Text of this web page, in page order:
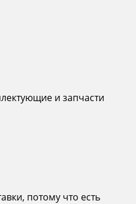
и запчасти
потому что есть